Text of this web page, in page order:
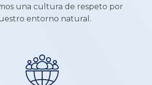
una cultura de respeto por
entorno natural.